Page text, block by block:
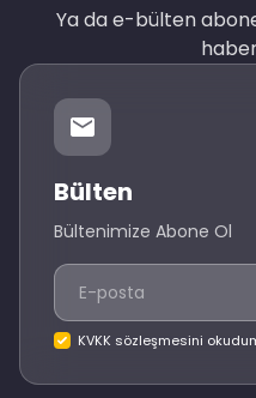
Ya da e-bülten
Bülten
Bültenimize Abone Ol
KVKK sözleşmesini